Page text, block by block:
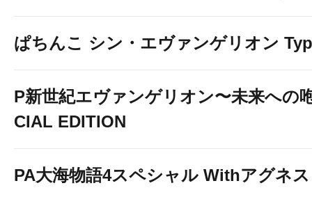
ぱちんこ シン・エヴァンゲリオン
P新世紀エヴァンゲリオン〜未来への
CIAL EDITION
PA大海物語4スペシャル Withアグネ